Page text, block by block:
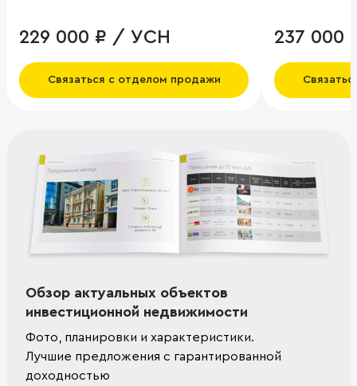
229 000 ₽ / УСН
Связаться с отделом продажи
237
Обзор актуальных объектов
инвестиционной недвижимости
Фото, планировки и характеристики.
Лучшие предложения с гарантированной
доходностью